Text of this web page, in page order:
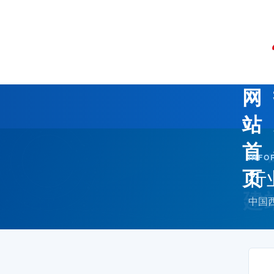
网
站
首
页
行
中国